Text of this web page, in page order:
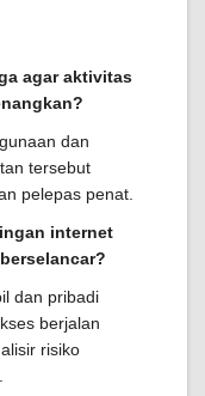
agar aktivitas
dan
tersebut
pelepas penat.
internet
dan pribadi
berjalan
risiko